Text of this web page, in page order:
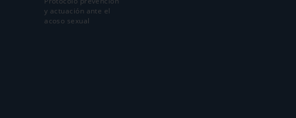
y actuación ante el
acoso sexual